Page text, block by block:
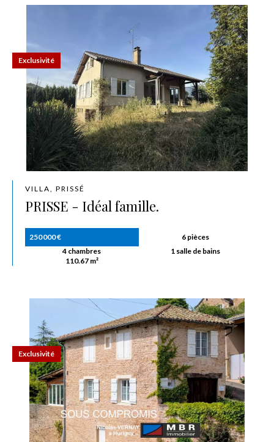
VILLA, PRISSÉ
PRISSE - Idéal famille.
250 000 €
6 pièces
4 chambres
1 salle de bains
110.67 m²
Exclusivité
Exclusivité